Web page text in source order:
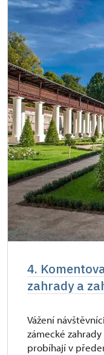
4.
zahrady a
Vážení
zámecké
probíhají v